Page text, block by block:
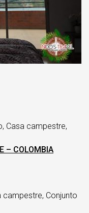
Casa campestre,
– COLOMBIA
Conjunto